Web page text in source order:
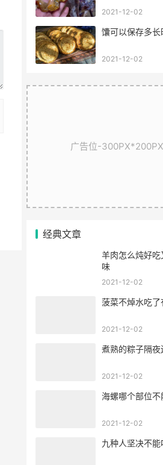
2021-12-02
馕可以保存多长
2021-12-02
广告位-300PX*200PX
经典文章
羊肉怎么炖好吃
味
2021-12-02
菠菜不焯水吃了
2021-12-02
煮熟的粽子隔夜
2021-12-02
海螺哪个部位不
2021-12-02
九种人坚决不